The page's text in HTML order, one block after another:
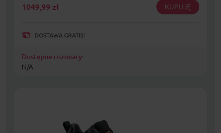
1049,99 zł KUPUJĘ
DOSTAWA GRATIS!
Dostępne rozmiary:
N/A